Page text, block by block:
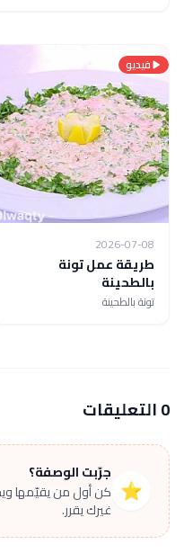
فيديو
2026-07-08
طريقة عمل تونة
بالطحينة
تونة بالطحينة
0 التعليقات
⭐
جرّبت الوصفة؟
كن أول من يقيّمها
غيرك يقرر.